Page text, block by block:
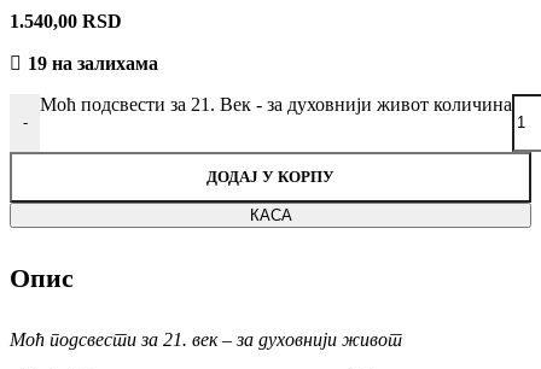
1.540,00 RSD
19 на залихама
-
Моћ подсвести за 21. Век - за духовнији живот количина
ДОДАЈ У КОРПУ
КАСА
Опис
Моћ подсвести за 21. век – за духовнији живот